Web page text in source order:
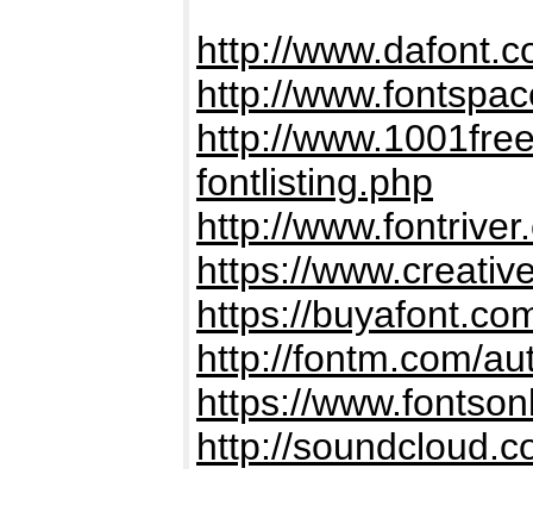
http://
http://
http://
fontlisting.php
http://
https://
https://
http://fontm.com/
https://
http://